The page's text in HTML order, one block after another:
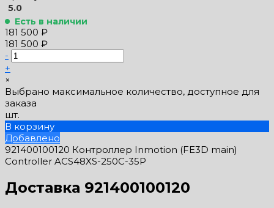
5.0
Есть в наличии
181 500 ₽
181 500 ₽
-
+
×
Выбрано максимальное количество, доступное для
заказа
шт.
В корзину
Добавлено
921400100120 Контроллер Inmotion (FE3D main)
Controller ACS48XS-250C-35P
Доставка 921400100120